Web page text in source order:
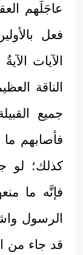
عاجَلَهم
فعل
الآيات
الناقة
جميع
فأصابهم
كذلك؛ لو
فإنَّه ما
الرسول
قد جاء من